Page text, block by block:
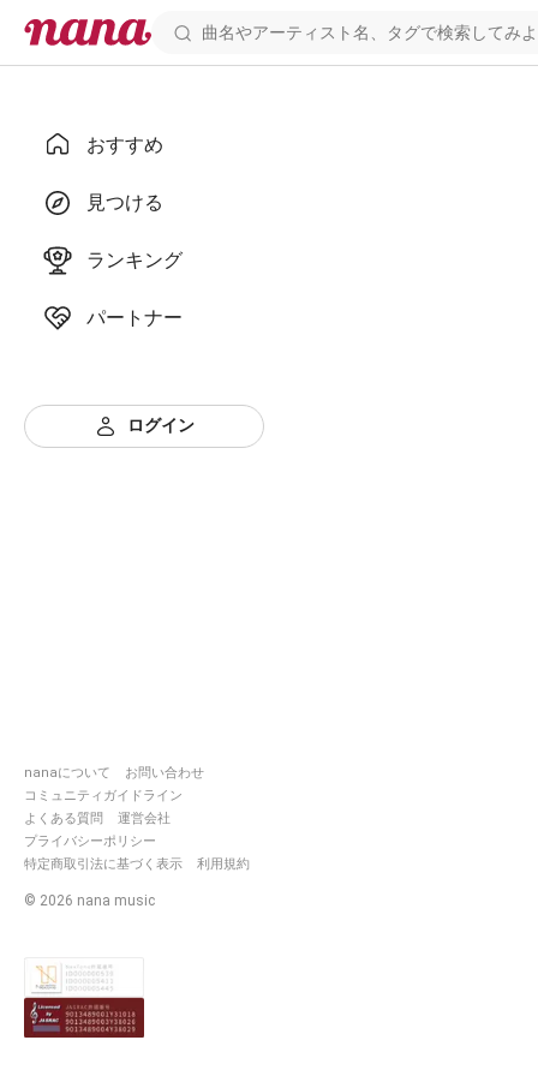
おすすめ
見つける
ランキング
パートナー
ログイン
nanaについて
お問い合わせ
コミュニティガイドライン
よくある質問
運営会社
プライバシーポリシー
特定商取引法に基づく表示
利用規約
© 2026 nana music